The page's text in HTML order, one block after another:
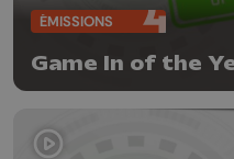
ÉMISSIONS
Game In of the